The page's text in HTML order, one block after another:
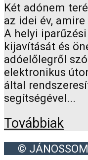
Két adónem
az idei év,
A helyi
kijavítását és
adóelőlegről
elektronikus
által
segítségével...
Továbbiak
©